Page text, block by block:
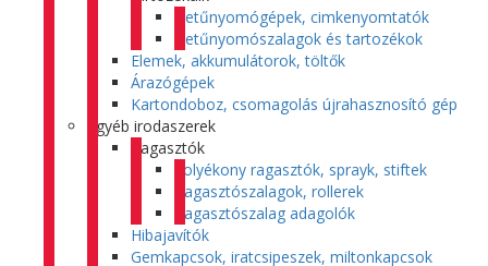
Betűnyomógépek, cimkenyomtatók
Betűnyomószalagok és tartozékok
Elemek, akkumulátorok, töltők
Árazógépek
Kartondoboz, csomagolás újrahasznosító gép
Egyéb irodaszerek
Ragasztók
Folyékony ragasztók, sprayk, stiftek
Ragasztószalagok, rollerek
Ragasztószalag adagolók
Hibajavítók
Gemkapcsok, iratcsipeszek, miltonkapcsok